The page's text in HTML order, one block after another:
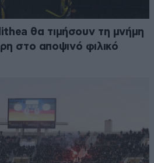
θα τιμήσουν τη μνήμη
στο αποψινό φιλικό